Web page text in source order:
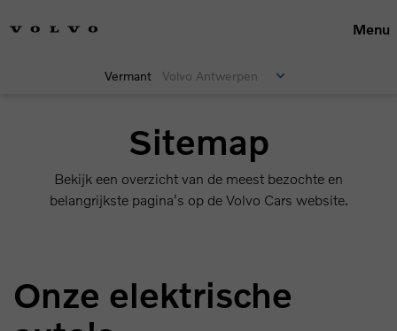
Menu
Vermant Volvo Antwerpen
Sitemap
Bekijk een overzicht van de meest bezochte en
belangrijkste pagina's op de Volvo Cars website.
Onze elektrische